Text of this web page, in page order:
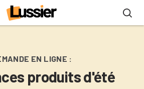
EN LIGNE :
produits d'été